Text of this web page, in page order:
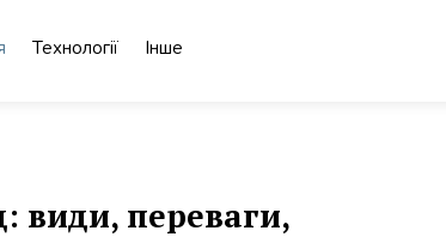
Технології Інше
види, переваги,